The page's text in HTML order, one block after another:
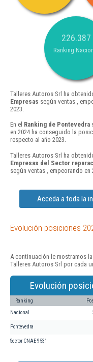
226.387
Ranking
Talleres Autoros Srl ha
Empresas según ventas ,
2023.
En el Ranking de Pontevedra
en 2024 ha conseguido la
respecto al año 2023.
Talleres Autoros Srl ha
Empresas del Sector
según ventas , empeorando
Acceda a toda la
Evolución posiciones
A continuación le mostramos
Talleres Autoros Srl por cada
Evolución
Ranking
Nacional
Pontevedra
Sector CNAE 9531